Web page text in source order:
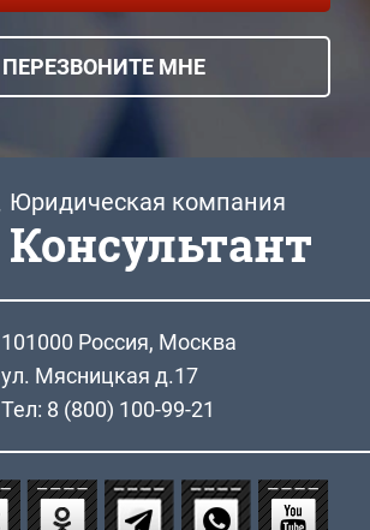
ПЕРЕЗВОНИТЕ МНЕ
Юридическая компания
Консультант
101000 Россия, Москва
ул. Мясницкая д.17
Тел: 8 (800) 100-99-21